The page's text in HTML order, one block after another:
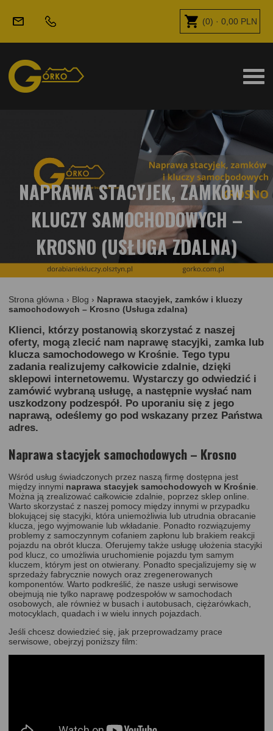
(0) · 0,00 PLN
NAPRAWA STACYJEK, ZAMKÓW I
KLUCZY SAMOCHODOWYCH –
KROSNO (USŁUGA ZDALNA)
Strona główna › Blog › Naprawa stacyjek, zamków i kluczy
samochodowych – Krosno (Usługa zdalna)
Klienci, którzy postanowią skorzystać z naszej
oferty, mogą zlecić nam naprawę stacyjki, zamka lub
klucza samochodowego w Krośnie. Tego typu
zadania realizujemy całkowicie zdalnie, dzięki
sklepowi internetowemu. Wystarczy go odwiedzić i
zamówić wybraną usługę, a następnie wysłać nam
uszkodzony podzespół. Po uporaniu się z jego
naprawą, odeślemy go pod wskazany przez Państwa
adres.
Naprawa stacyjek samochodowych – Krosno
Wśród usług świadczonych przez naszą firmę dostępna jest
między innymi naprawa stacyjek samochodowych w Krośnie
Można ją zrealizować całkowicie zdalnie, poprzez sklep online
Warto skorzystać z naszej pomocy między innymi w przypadku
blokującej się stacyjki, która uniemożliwia lub utrudnia obracanie
klucza, jego wyjmowanie lub wkładanie. Ponadto rozwiązujemy
problemy z samoczynnym cofaniem zapłonu lub brakiem reakcji
pojazdu na obrót klucza. Oferujemy także usługę ułożenia stacyjki
pod klucz, co umożliwia uruchomienie pojazdu tym samym
kluczem, którym jest on otwierany. Ponadto specjalizujemy się w
sprzedaży fabrycznie nowych oraz zregenerowanych
komponentów. Warto podkreślić, że nasze usługi serwisowe
obejmują nie tylko naprawę podzespołów w samochodach
osobowych, ale również w busach i autobusach, ciężarówkach,
motocyklach, quadach i w wielu innych pojazdach.
Jeśli chcesz dowiedzieć się, jak przeprowadzamy prace
serwisowe, obejrzyj poniższy film: